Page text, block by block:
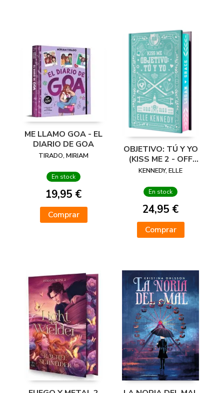
ME LLAMO GOA - EL
DIARIO DE GOA
TIRADO, MIRIAM
En stock
19,95 €
Comprar
OBJETIVO: TÚ Y YO
(KISS ME 2 - OFF
CAMPUS 2) -
EN TAPA DURA
CON
KENNEDY, ELLE
En stock
24,95 €
Comprar